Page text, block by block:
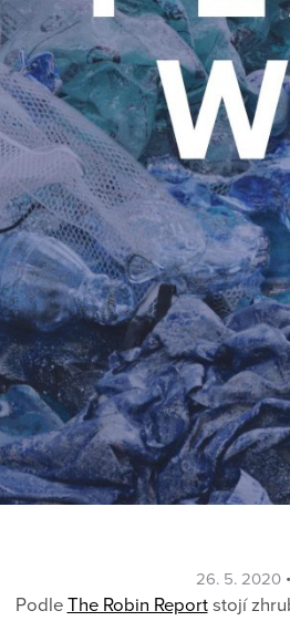
Posted
on
26. 5. 2020
Podle The Robin Reportstojí